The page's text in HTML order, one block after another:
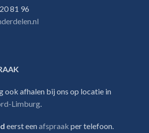
81 96
ook afhalen bij ons op locatie in
Limburg.
eerst eenafspraak per telefoon.